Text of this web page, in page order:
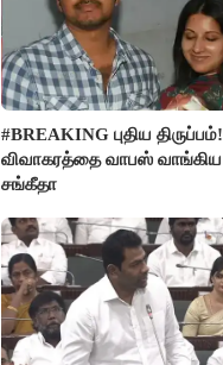
#BREAKING புதிய திருப்பம்!
விவாகரத்தை வாபஸ் வாங்கிய
சங்கீதா